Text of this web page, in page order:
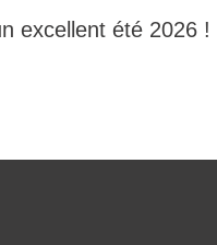
excellent été 2026